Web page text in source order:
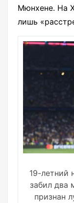
Мюнхене. На
лишь
19-
забил два
признан